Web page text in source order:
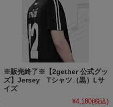
※販売終了※【2gether 公式グッ
ズ】Jersey Tシャツ（黒）Lサ
イズ
¥4,180(税込)